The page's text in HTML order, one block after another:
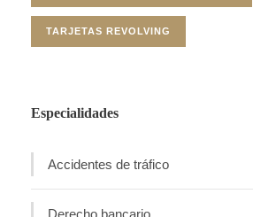
TARJETAS REVOLVING
Especialidades
Accidentes de tráfico